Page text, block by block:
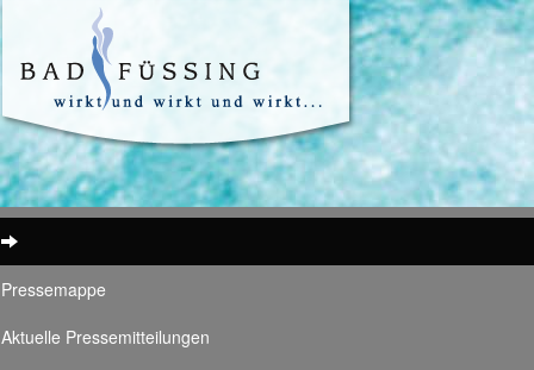
Pressemappe
Aktuelle Pressemitteilungen